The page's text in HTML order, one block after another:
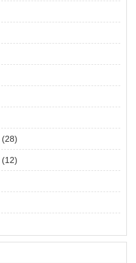
(28)
(12)